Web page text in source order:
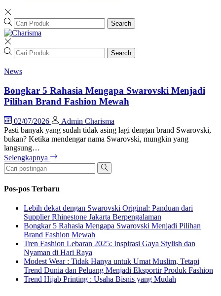
Search
Search
News
Bongkar 5 Rahasia Mengapa Swarovski Menjadi
Pilihan Brand Fashion Mewah
02/07/2026
Admin Charisma
Pasti banyak yang sudah tidak asing lagi dengan brand Swarovski,
bukan? Ketika mendengar nama Swarovski, mungkin yang
langsung…
Selengkapnya
Pos-pos Terbaru
Lebih dekat dengan Swarovski Original: Panduan dari
Supplier Rhinestone Jakarta Berpengalaman
Bongkar 5 Rahasia Mengapa Swarovski Menjadi Pilihan
Brand Fashion Mewah
Tren Fashion Lebaran 2025: Inspirasi Gaya Stylish dan
Nyaman di Hari Raya
Modest Wear : Tidak Hanya untuk Umat Muslim, Tetapi
Trend Dunia dan Peluang Menjadi Eksportir Produk Fashion
Trend Hijab Printing : Usaha Bisnis yang Mudah